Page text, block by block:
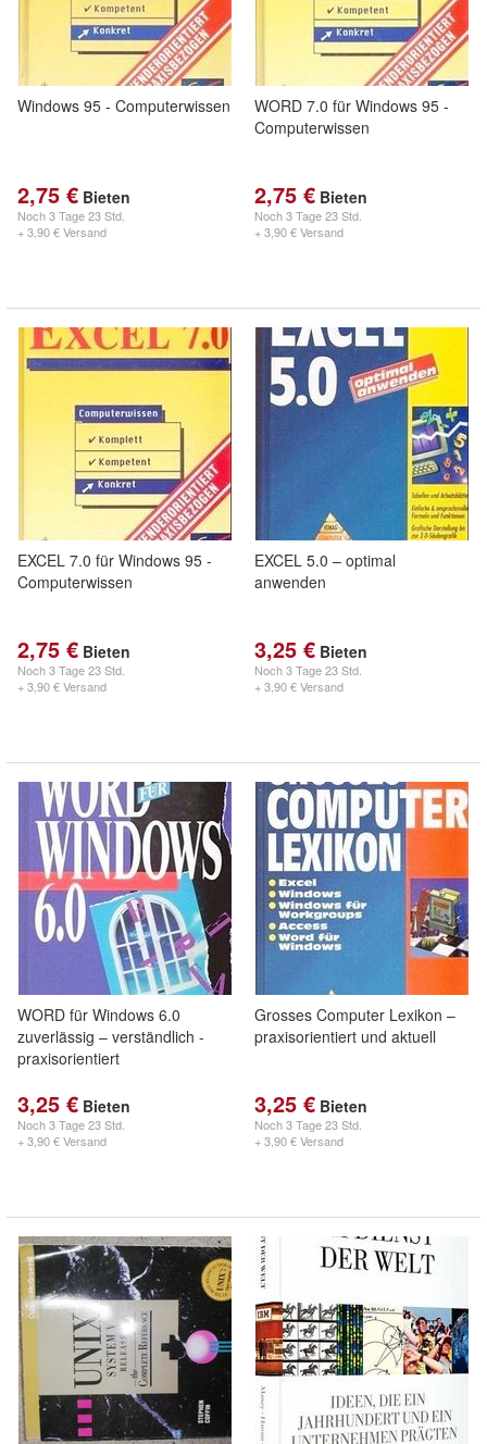
Windows 95 - Computerwissen
2,75 € Bieten
Noch3 Tage 23 Std.
+ 3,90 € Versand
WORD 7.0 für Windows 95 -
Computerwissen
2,75 € Bieten
Noch3 Tage 23 Std.
+ 3,90 € Versand
EXCEL 7.0 für Windows 95 -
Computerwissen
2,75 € Bieten
Noch3 Tage 23 Std.
+ 3,90 € Versand
EXCEL 5.0 – optimal
anwenden
3,25 € Bieten
Noch3 Tage 23 Std.
+ 3,90 € Versand
WORD für Windows 6.0
zuverlässig – verständlich -
praxisorientiert
3,25 € Bieten
Noch3 Tage 23 Std.
+ 3,90 € Versand
Grosses Computer Lexikon –
praxisorientiert und aktuell
3,25 € Bieten
Noch3 Tage 23 Std.
+ 3,90 € Versand